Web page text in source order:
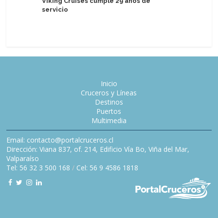
servicio
Inicio
Cruceros y Líneas
Destinos
Puertos
Multimedia
Email: contacto@portalcruceros.cl
Dirección: Viana 837, of. 214, Edificio Vía Bo, Viña del Mar,
Valparaíso
Tel: 56 32 3 500 168 / Cel: 56 9 4586 1818